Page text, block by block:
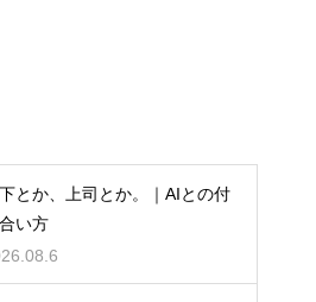
とか、上司とか。｜AIとの付
い方